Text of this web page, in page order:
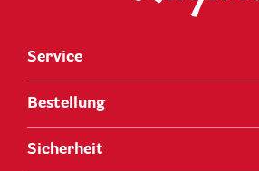
Service
Bestellung
Sicherheit